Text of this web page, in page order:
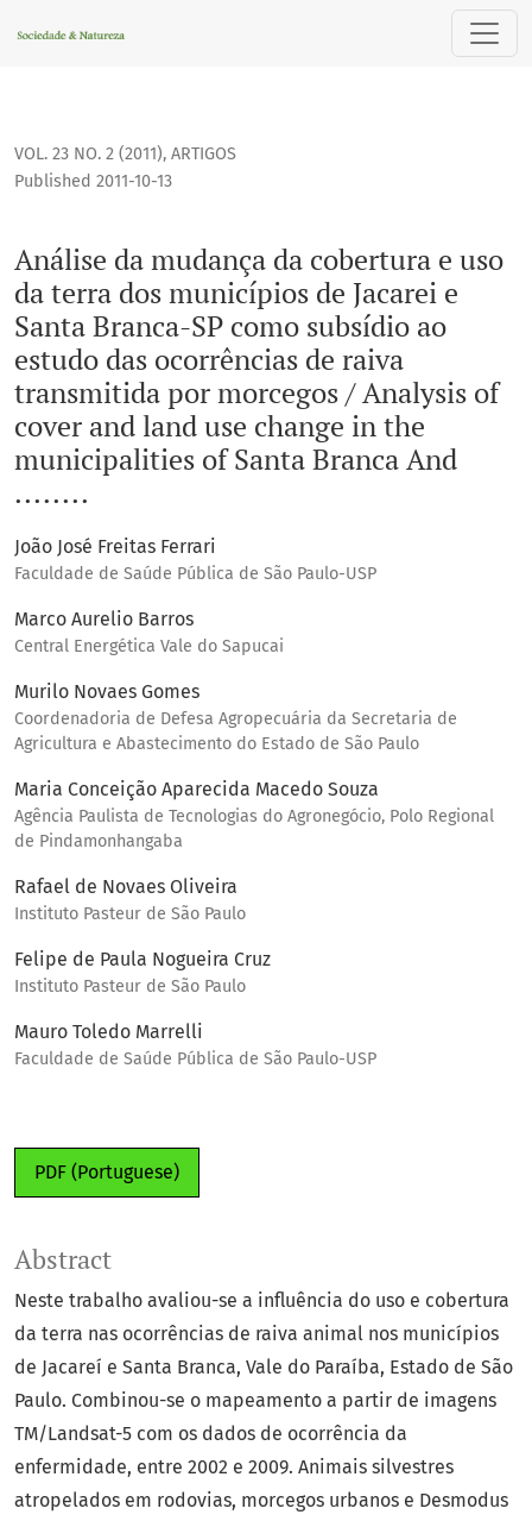
Análise da mudança da cobertura e uso da terra dos
VOL. 23 NO. 2 (2011), ARTIGOS
Análise da mudança da cobertura e uso
da terra dos municípios de Jacarei e
Santa Branca-SP como subsídio ao
estudo das ocorrências de raiva
transmitida por morcegos / Analysis of
cover and land use change in the
municipalities of Santa Branca And
........
Published 2011-10-13
João José Freitas Ferrari
Faculdade de Saúde Pública de São Paulo-USP
Marco Aurelio Barros
Central Energética Vale do Sapucai
Murilo Novaes Gomes
Coordenadoria de Defesa Agropecuária da Secretaria de
Agricultura e Abastecimento do Estado de São Paulo
Maria Conceição Aparecida Macedo Souza
Agência Paulista de Tecnologias do Agronegócio, Polo Regional
de Pindamonhangaba
Rafael de Novaes Oliveira
Instituto Pasteur de São Paulo
Felipe de Paula Nogueira Cruz
Instituto Pasteur de São Paulo
Mauro Toledo Marrelli
Faculdade de Saúde Pública de São Paulo-USP
PDF (Portuguese)
Abstract
Neste trabalho avaliou-se a influência do uso e cobertura
da terra nas ocorrências de raiva animal nos municípios
de Jacareí e Santa Branca, Vale do Paraíba, Estado de São
Paulo. Combinou-se o mapeamento a partir de imagens
TM/Landsat-5 com os dados de ocorrência da
enfermidade, entre 2002 e 2009. Animais silvestres
atropelados em rodovias, morcegos urbanos e Desmodus